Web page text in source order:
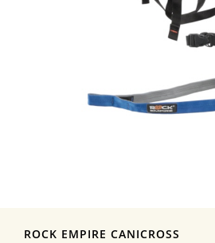
ROCK EMPIRE CANICROSS